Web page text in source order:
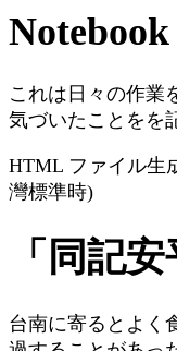
Notebook
これは日々の作業
気づいたことをを
HTML ファイル生
灣標準時)
「同記
台南に寄るとよく